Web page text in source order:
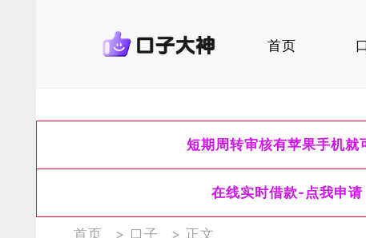
首页
短期周转审核有苹果手机就
在线实时借款-点我申请
首页 > 口子 > 正文